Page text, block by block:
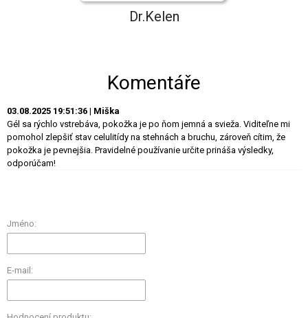
Dr.Kelen
Komentáře
03.08.2025 19:51:36 | Miška
Gél sa rýchlo vstrebáva, pokožka je po ňom jemná a svieža. Viditeľne mi
pomohol zlepšiť stav celulitídy na stehnách a bruchu, zároveň cítim, že
pokožka je pevnejšia. Pravidelné používanie určite prináša výsledky,
odporúčam!
Jméno:
E-mail: